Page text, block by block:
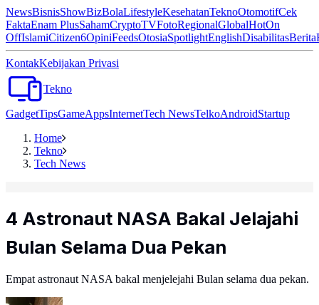
NewsBisnisShowBizBolaLifestyleKesehatanTeknoOtomotifCek
FaktaEnam PlusSahamCryptoTVFotoRegionalGlobalHotOn
OffIslamiCitizen6OpiniFeedsOtosiaSpotlightEnglishDisabilitasBerita
KontakKebijakan Privasi
Tekno
GadgetTipsGameAppsInternetTech NewsTelkoAndroidStartup
Home
Tekno
Tech News
4 Astronaut NASA Bakal Jelajahi
Bulan Selama Dua Pekan
Empat astronaut NASA bakal menjelejahi Bulan selama dua pekan.